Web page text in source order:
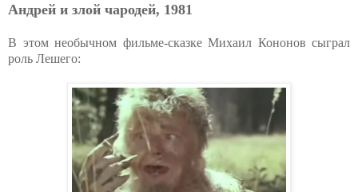
Андрей и злой чародей, 1981
В этом необычном фильме-сказке Михаил Кононов сыграл
роль Лешего: